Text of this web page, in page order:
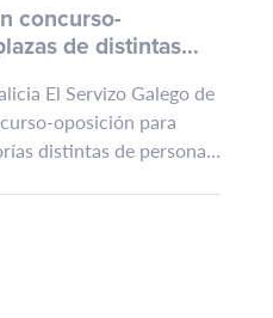
concurso-
de distintas
El Servizo Galego de
oposición para
distintas de personal